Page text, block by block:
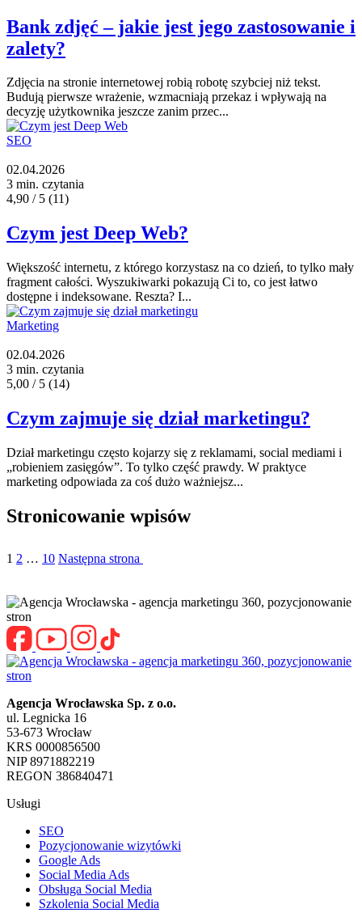
Bank zdjęć – jakie jest jego zastosowanie i
zalety?
Zdjęcia na stronie internetowej robią robotę szybciej niż tekst.
Budują pierwsze wrażenie, wzmacniają przekaz i wpływają na
decyzję użytkownika jeszcze zanim przec...
SEO
02.04.2026
3 min. czytania
4,90 / 5 (11)
Czym jest Deep Web?
Większość internetu, z którego korzystasz na co dzień, to tylko mały
fragment całości. Wyszukiwarki pokazują Ci to, co jest łatwo
dostępne i indeksowane. Reszta? I...
Marketing
02.04.2026
3 min. czytania
5,00 / 5 (14)
Czym zajmuje się dział marketingu?
Dział marketingu często kojarzy się z reklamami, social mediami i
„robieniem zasięgów”. To tylko część prawdy. W praktyce
marketing odpowiada za coś dużo ważniejsz...
Stronicowanie wpisów
1 2 … 10 Następna strona
Agencja Wrocławska Sp. z o.o.
ul. Legnicka 16
53-673 Wrocław
KRS 0000856500
NIP 8971882219
REGON 386840471
Usługi
SEO
Pozycjonowanie wizytówki
Google Ads
Social Media Ads
Obsługa Social Media
Szkolenia Social Media